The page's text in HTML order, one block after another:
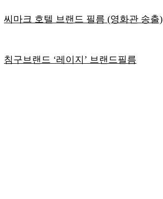
씨마크 호텔 브랜드 필름 (영화관 송출)
침구브랜드 ‘레이지’ 브랜드필름